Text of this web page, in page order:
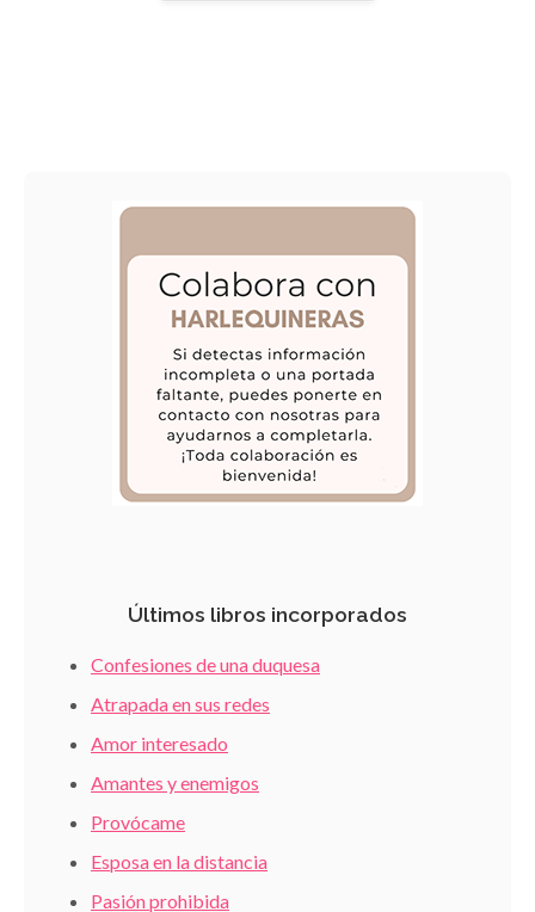
Últimos libros incorporados
Confesiones de una duquesa
Atrapada en sus redes
Amor interesado
Amantes y enemigos
Provócame
Esposa en la distancia
Pasión prohibida